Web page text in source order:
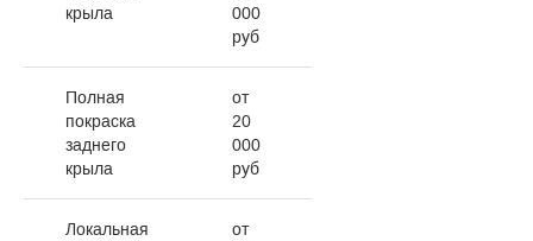
крыла
000
руб
Полная
покраска
заднего
крыла
от
20
000
руб
Локальная
от